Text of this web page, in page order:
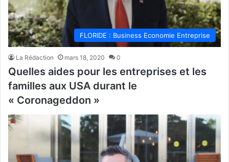
FLORIDE : Business Economie Entreprise
La Rédaction mars 18, 2020 0
Quelles aides pour les entreprises et les
familles aux USA durant le
« Coronageddon »